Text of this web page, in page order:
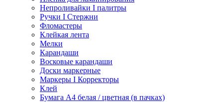
Непроливайки I палитры
Ручки I Стержни
Фломастеры
Клейкая лента
Мелки
Карандаши
Восковые карандаши
Доски маркерные
Маркеры I Корректоры
Клей
Бумага А4 белая / цветная (в пачках)